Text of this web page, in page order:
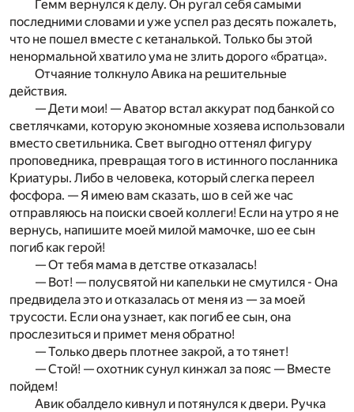
Гемм вернулся к делу. Он ругал себя самыми
последними словами и уже успел раз десять пожалеть,
что не пошел вместе с кетаналькой. Только бы этой
ненормальной хватило ума не злить дорого «братца».
Отчаяние толкнуло Авика на решительные
действия.
— Дети мои! — Аватор встал аккурат под банкой со
светлячками, которую экономные хозяева использовали
вместо светильника. Свет выгодно оттенял фигуру
проповедника, превращая того в истинного посланника
Криатуры. Либо в человека, который слегка переел
фосфора. — Я имею вам сказать, шо в сей же час
отправляюсь на поиски своей коллеги! Если на утро я не
вернусь, напишите моей милой мамочке, шо ее сын
погиб как герой!
— От тебя мама в детстве отказалась!
— Вот! — полусвятой ни капельки не смутился - Она
предвидела это и отказалась от меня из — за моей
трусости. Если она узнает, как погиб ее сын, она
прослезиться и примет меня обратно!
— Только дверь плотнее закрой, а то тянет!
— Стой! — охотник сунул кинжал за пояс — Вместе
пойдем!
Авик обалдело кивнул и потянулся к двери. Ручка